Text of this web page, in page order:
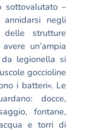
sottovalutato –
negli
delle strutture
un’ampia
da legionella si
goccioline
i batteri». Le
docce,
fontane,
e torri di